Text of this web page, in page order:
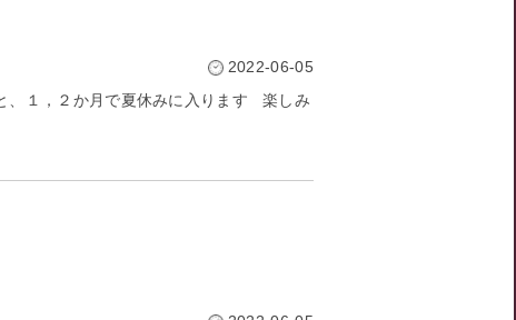
2022-06-05
１，２か月で夏休みに入ります 楽しみ